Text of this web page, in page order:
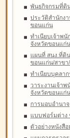
พันธกิจกรมที่ดิ
ประวัติสำนักง
ขอนแก่น
ทำเนียบเจ้าพ
จังหวัดขอนแก่น
แผนที่ สนง.ที่ดิ
ขอนแก่น/สาขา
ทำเนียบบุคลาก
วาระงานเจ้า
จังหวัดขอนแก่น
การมอบอำนาจ
แบบฟอร์มต่าง
ตัวอย่างหนังสื